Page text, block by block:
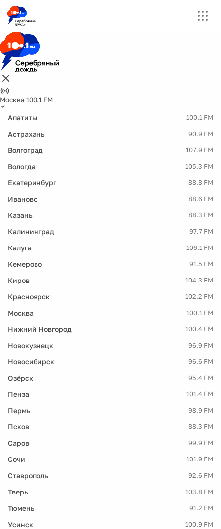
Москва 100.1 FM
Апатиты 100.1 FM
Астрахань 90.9 FM
Волгоград 107.9 FM
Вологда 105.3 FM
Екатеринбург 88.8 FM
Иваново 88.6 FM
Казань 88.3 FM
Калининград 97.7 FM
Калуга 106.1 FM
Кемерово 91.5 FM
Киров 104.3 FM
Красноярск 102.2 FM
Москва 100.1 FM
Нижний Новгород 100.4 FM
Новокузнецк 96.9 FM
Новосибирск 96.6 FM
Озёрск 95.4 FM
Пенза 101.4 FM
Пермь 98.9 FM
Псков 88.3 FM
Саров 99.9 FM
Сочи 101.9 FM
Ставрополь 92.6 FM
Тверь 103.8 FM
Тюмень 91.2 FM
Усинск 100.9 FM